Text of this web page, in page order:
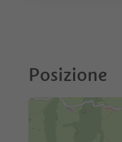
Posizione